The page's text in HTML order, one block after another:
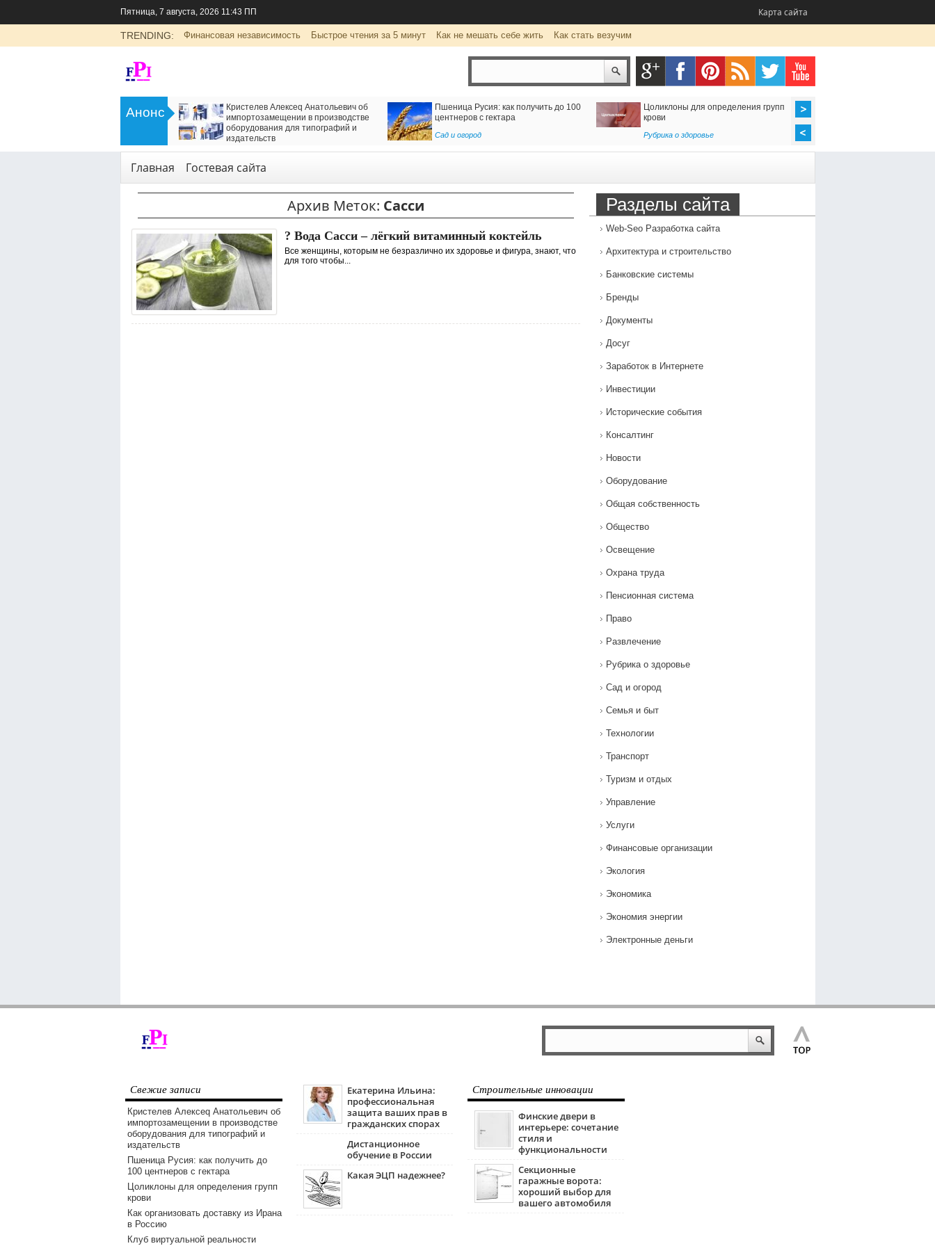
Пятница, 7 августа, 2026 11:43 ПП Карта сайта
TRENDING: Финансовая независимость Быстрое чтения за 5 минут Как не мешать себе жить Как стать везучим
Анонс
LADA Largus: универсальный
семейный автомобиль с российским
Кристелев Алексеq Анатольевич об
импортозамещении в производстве
оборудования для типографий и
издательств
Пшеница Русия: как получить до 100
центнеров с гектара
Сад и огород
Цоликлоны для определения групп
крови
Рубрика о здоровье
Главная Гостевая сайта
Архив Меток: Сасси
? Вода Сасси – лёгкий витаминный коктейль
Все женщины, которым не безразлично их здоровье и фигура, знают, что
для того чтобы...
Разделы сайта
Web-Seo Разработка сайта
Архитектура и строительство
Банковские системы
Бренды
Документы
Досуг
Заработок в Интернете
Инвестиции
Исторические события
Консалтинг
Новости
Оборудование
Общая собственность
Общество
Освещение
Охрана труда
Пенсионная система
Право
Развлечение
Рубрика о здоровье
Сад и огород
Семья и быт
Технологии
Транспорт
Туризм и отдых
Управление
Услуги
Финансовые организации
Экология
Экономика
Экономия энергии
Электронные деньги
Свежие записи
Кристелев Алексеq Анатольевич об
импортозамещении в производстве
оборудования для типографий и
издательств
Пшеница Русия: как получить до
100 центнеров с гектара
Цоликлоны для определения групп
крови
Как организовать доставку из Ирана
в Россию
Клуб виртуальной реальности
Екатерина Ильина:
профессиональная
защита ваших прав в
гражданских спорах
Дистанционное
обучение в России
Какая ЭЦП надежнее?
Строительные инновации
Финские двери в
интерьере: сочетание
стиля и
функциональности
Секционные
гаражные ворота:
хороший выбор для
вашего автомобиля